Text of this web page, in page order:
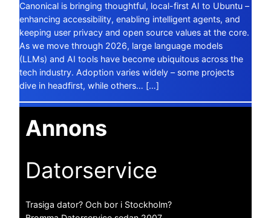
Canonical is bringing thoughtful, local-first AI to Ubuntu –
enhancing accessibility, enabling intelligent agents, and
keeping user privacy and open source values at the core.
As we move through 2026, large language models
(LLMs) and AI tools have become ubiquitous across the
tech industry. Adoption varies widely – some projects
dive in headfirst, while others… […]
Annons
Datorservice
Trasiga dator? Och bor i Stockholm?